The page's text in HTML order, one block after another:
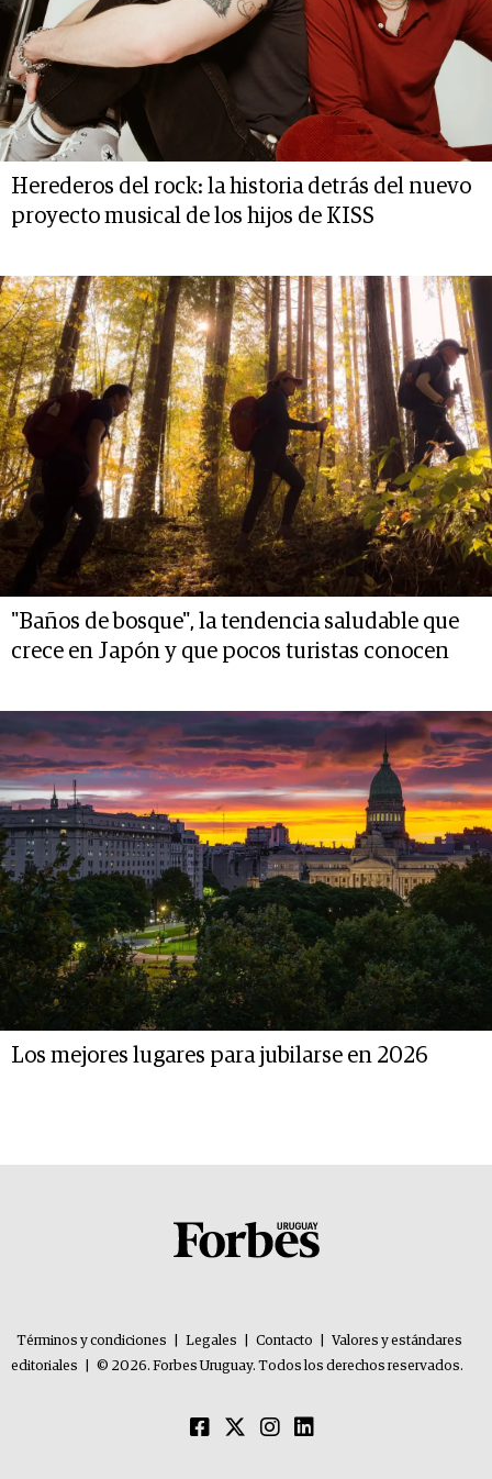
Herederos del rock: la historia detrás del nuevo
proyecto musical de los hijos de KISS
"Baños de bosque", la tendencia saludable que
crece en Japón y que pocos turistas conocen
Los mejores lugares para jubilarse en 2026
Términos y condiciones Legales Contacto
Valores y estándares
editoriales
© 2026. Forbes Uruguay. Todos los derechos reservados.